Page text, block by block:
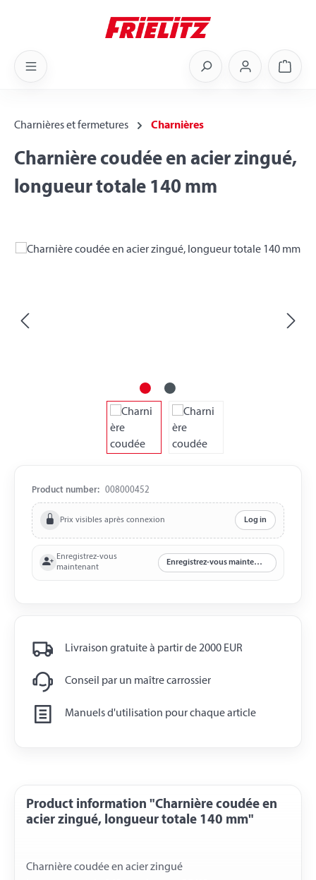
Charnières et fermetures Charnières
Charnière coudée en acier zingué,
longueur totale 140 mm
Skip image gallery
Product number: 008000452
Prix visibles après connexion Log in
Enregistrez-vous
maintenant
Enregistrez-vous maintenant
Livraison gratuite à partir de 2000 EUR
Conseil par un maître carrossier
Manuels d'utilisation pour chaque article
Product information "Charnière coudée en
acier zingué, longueur totale 140 mm"
Charnière coudée en acier zingué